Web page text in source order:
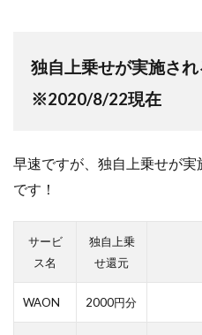
独自上乗せが実施さ
※2020/8/22現在
早速ですが、独自上乗せが
です！
サービ
ス名
独自上乗
せ還元
WAON 2000円分